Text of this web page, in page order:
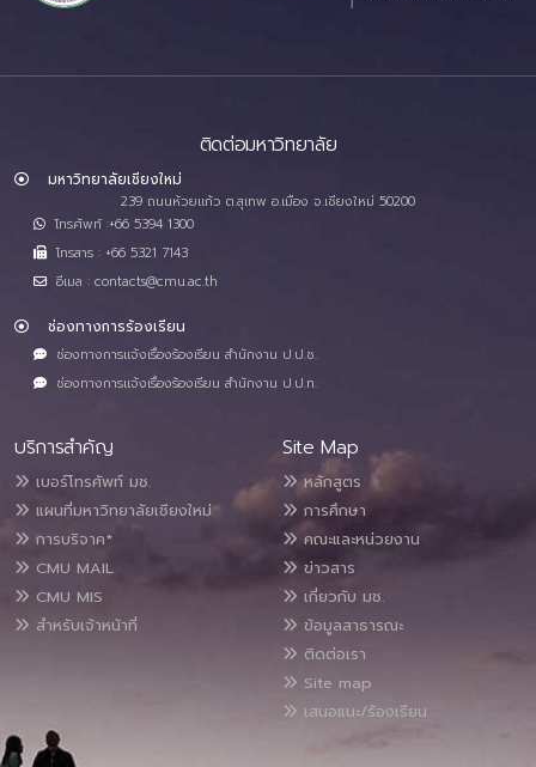
ติดต่อมหาวิทยาลัย
มหาวิทยาลัยเชียงใหม่
239 ถนนห้วยแก้ว ต.สุเทพ อ.เมือง จ.เชียงใหม่ 50200
โทรศัพท์ :+66 5394 1300
โทรสาร : +66 5321 7143
อีเมล : contacts@cmu.ac.th
ช่องทางการร้องเรียน
ช่องทางการแจ้งเรื่องร้องเรียน สำนักงาน ป.ป.ช.
ช่องทางการแจ้งเรื่องร้องเรียน สำนักงาน ป.ป.ท.
บริการสำคัญ
เบอร์โทรศัพท์ มช.
แผนที่มหาวิทยาลัยเชียงใหม่
การบริจาค*
CMU MAIL
CMU MIS
สำหรับเจ้าหน้าที่
Site Map
หลักสูตร
การศึกษา
คณะและหน่วยงาน
ข่าวสาร
เกี่ยวกับ มช.
ข้อมูลสาธารณะ
ติดต่อเรา
Site map
เสนอแนะ/ร้องเรียน